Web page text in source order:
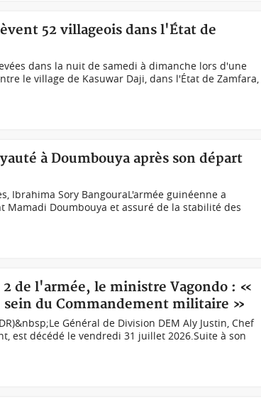
52 villageois dans l'État de
dans la nuit de samedi à dimanche lors d'une
le village de Kasuwar Daji, dans l'État de Zamfara,
à Doumbouya après son départ
Ibrahima Sory BangouraL'armée guinéenne a
Mamadi Doumbouya et assuré de la stabilité des
de l'armée, le ministre Vagondo : «
sein du Commandement militaire »
Général de Division DEM Aly Justin, Chef
est décédé le vendredi 31 juillet 2026.Suite à son